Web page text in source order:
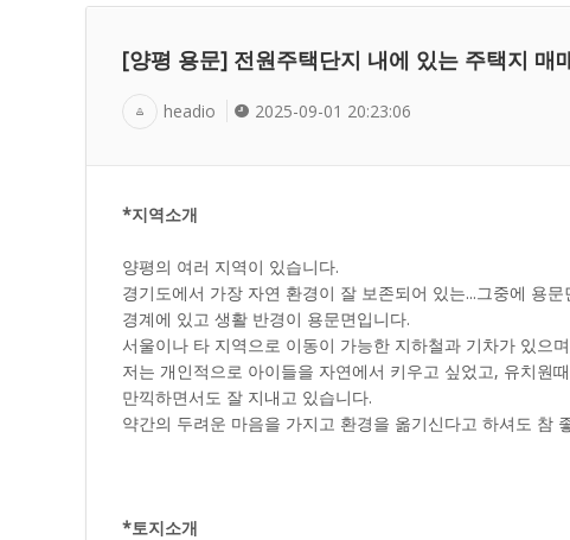
[양평 용문] 전원주택단지 내에 있는 주택지 매
headio 2025-09-01 20:23:06
*지역소개
양평의 여러 지역이 있습니다.
경기도에서 가장 자연 환경이 잘 보존되어 있는...그중에 용
경계에 있고 생활 반경이 용문면입니다.
서울이나 타 지역으로 이동이 가능한 지하철과 기차가 있으
저는 개인적으로 아이들을 자연에서 키우고 싶었고, 유치원
만끽하면서도 잘 지내고 있습니다.
약간의 두려운 마음을 가지고 환경을 옮기신다고 하셔도 참
*토지소개